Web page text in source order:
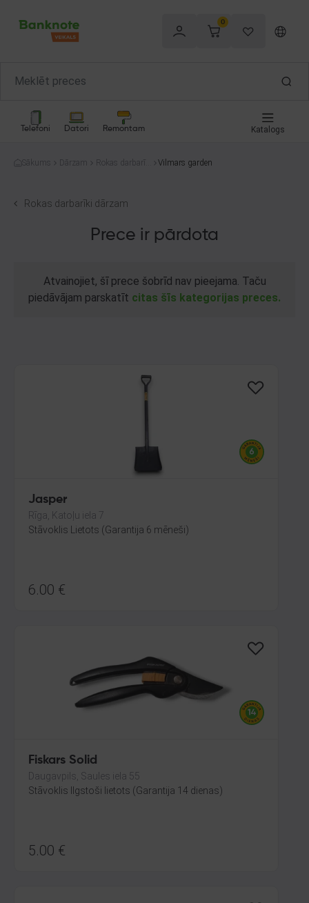
0
Telefoni Datori Remontam Katalogs
Sākums Dārzam
Rokas darbarīki
Vilmars garden
Rokas darbarīki dārzam
Prece ir pārdota
Atvainojiet, šī prece šobrīd nav pieejama. Taču
piedāvājam parskatīt citas šīs kategorijas preces.
Jasper
Rīga, Katoļu iela 7
Stāvoklis Lietots (Garantija 6 mēneši)
6.00 €
Fiskars Solid
Daugavpils, Saules iela 55
Stāvoklis Ilgstoši lietots (Garantija 14 dienas)
5.00 €